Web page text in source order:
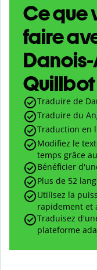
Ce que
faire
Quillbot
Traduire de
Traduire du
Traduction en
Modifiez le
temps grâce
Bénéficier
Plus de 52
Utilisez la
rapidement et
Traduisez
plateforme